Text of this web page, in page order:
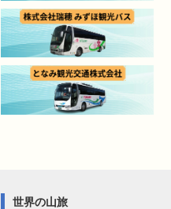
世界の山旅